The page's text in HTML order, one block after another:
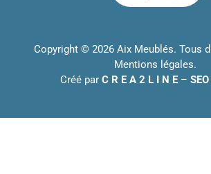
Copyright © 2026 Aix Meublés. Tous
Mentions légales.
Créé par C R E A 2 L I N E –